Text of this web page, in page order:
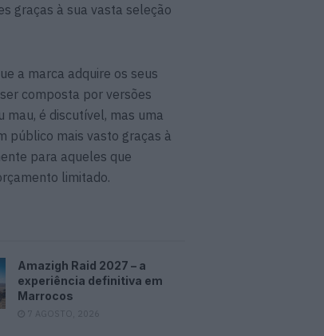
graças à sua vasta seleção
a marca adquire os seus
composta por versões
mau, é discutível, mas uma
público mais vasto graças à
para aqueles que
limitado.
Amazigh Raid 2027 – a
experiência definitiva em
Marrocos
7 AGOSTO, 2026